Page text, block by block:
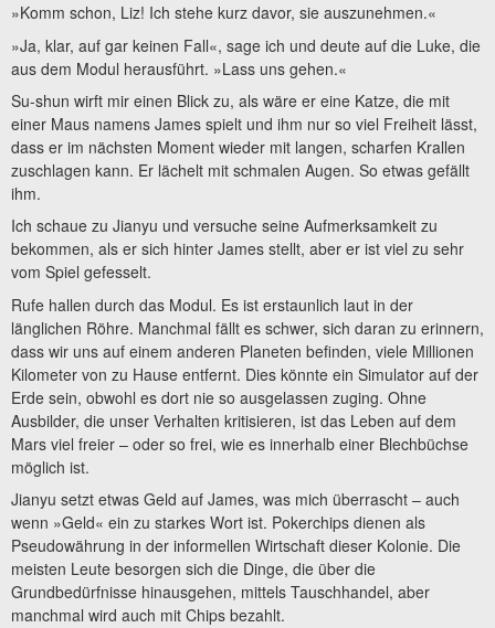
»Komm schon, Liz! Ich stehe kurz davor, sie auszunehmen.«
»Ja, klar, auf gar keinen Fall«, sage ich und deute auf die Luke, die
aus dem Modul herausführt. »Lass uns gehen.«
Su-shun wirft mir einen Blick zu, als wäre er eine Katze, die mit
einer Maus namens James spielt und ihm nur so viel Freiheit lässt,
dass er im nächsten Moment wieder mit langen, scharfen Krallen
zuschlagen kann. Er lächelt mit schmalen Augen. So etwas gefällt
ihm.
Ich schaue zu Jianyu und versuche seine Aufmerksamkeit zu
bekommen, als er sich hinter James stellt, aber er ist viel zu sehr
vom Spiel gefesselt.
Rufe hallen durch das Modul. Es ist erstaunlich laut in der
länglichen Röhre. Manchmal fällt es schwer, sich daran zu erinnern,
dass wir uns auf einem anderen Planeten befinden, viele Millionen
Kilometer von zu Hause entfernt. Dies könnte ein Simulator auf der
Erde sein, obwohl es dort nie so ausgelassen zuging. Ohne
Ausbilder, die unser Verhalten kritisieren, ist das Leben auf dem
Mars viel freier – oder so frei, wie es innerhalb einer Blechbüchse
möglich ist.
Jianyu setzt etwas Geld auf James, was mich überrascht – auch
wenn »Geld« ein zu starkes Wort ist. Pokerchips dienen als
Pseudowährung in der informellen Wirtschaft dieser Kolonie. Die
meisten Leute besorgen sich die Dinge, die über die
Grundbedürfnisse hinausgehen, mittels Tauschhandel, aber
manchmal wird auch mit Chips bezahlt.